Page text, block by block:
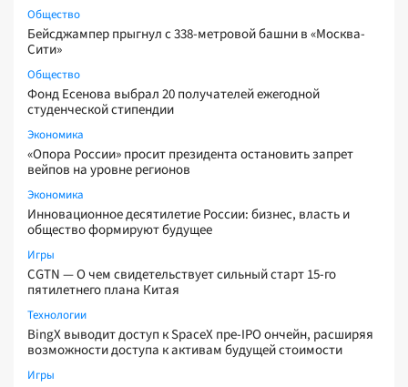
Общество
Бейсджампер прыгнул с 338-метровой башни в «Москва-
Сити»
Общество
Фонд Есенова выбрал 20 получателей ежегодной
студенческой стипендии
Экономика
«Опора России» просит президента остановить запрет
вейпов на уровне регионов
Экономика
Инновационное десятилетие России: бизнес, власть и
общество формируют будущее
Игры
CGTN — О чем свидетельствует сильный старт 15-го
пятилетнего плана Китая
Технологии
BingX выводит доступ к SpaceX пре-IPO ончейн, расширяя
возможности доступа к активам будущей стоимости
Игры